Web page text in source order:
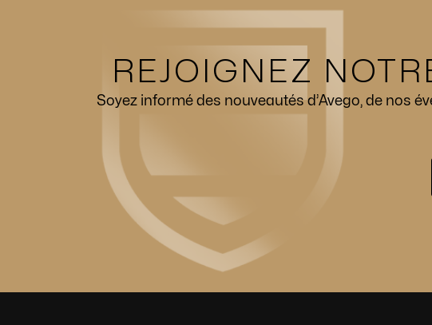
REJOIGNEZ
Soyez informé des nouveautés d’Avego, de nos